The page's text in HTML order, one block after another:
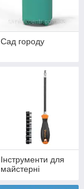
Сад городу
Інструменти для
майстерні